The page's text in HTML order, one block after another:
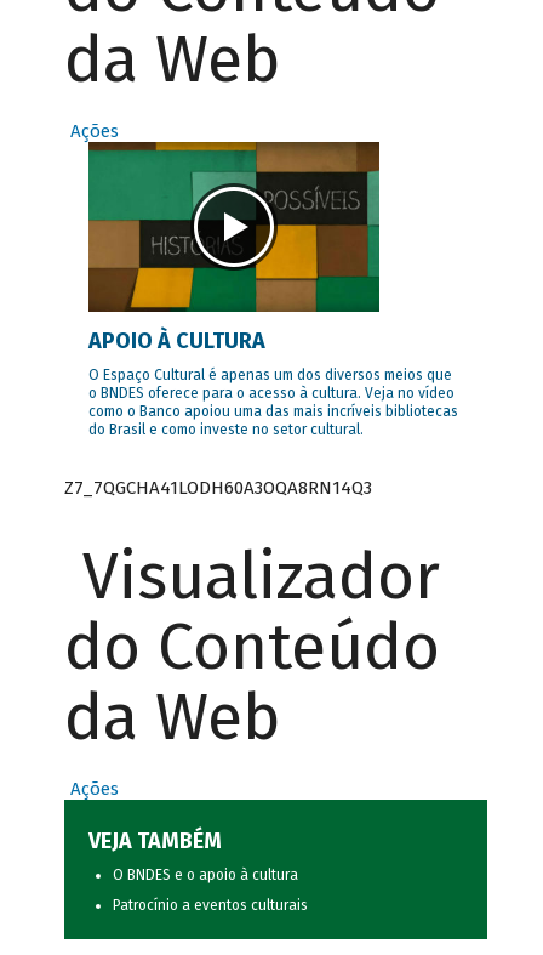
da Web
Ações
APOIO À CULTURA
O Espaço Cultural é apenas um dos diversos meios que
o BNDES oferece para o acesso à cultura. Veja no vídeo
como o Banco apoiou uma das mais incríveis bibliotecas
do Brasil e como investe no setor cultural.
Z7_7QGCHA41LODH60A3OQA8RN14Q3
Visualizador
do Conteúdo
da Web
Ações
VEJA TAMBÉM
O BNDES e o apoio à cultura
Patrocínio a eventos culturais